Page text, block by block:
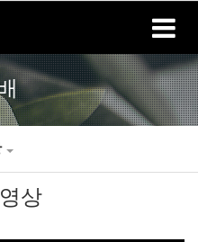
로그인 회원가입
상